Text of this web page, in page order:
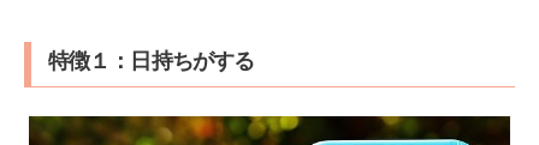
特徴１：日持ちがする